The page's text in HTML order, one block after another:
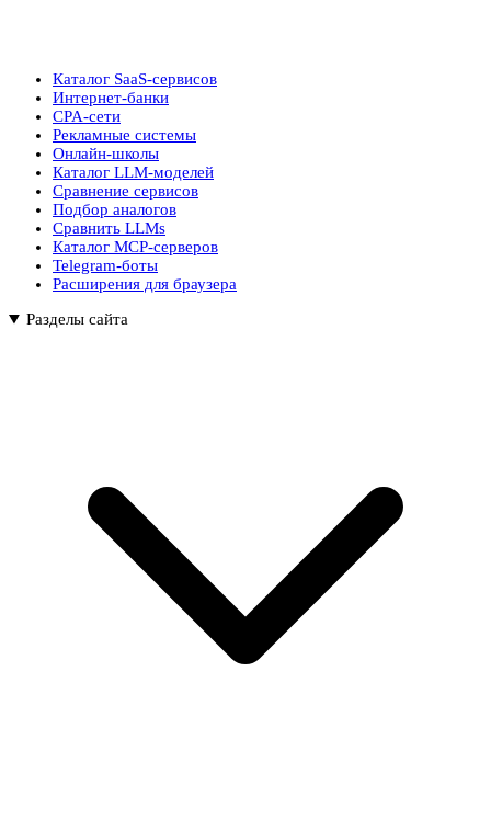
Каталог SaaS-сервисов
Интернет-банки
CPA-сети
Рекламные системы
Онлайн-школы
Каталог LLM-моделей
Сравнение сервисов
Подбор аналогов
Сравнить LLMs
Каталог MCP-серверов
Telegram-боты
Расширения для браузера
Разделы сайта